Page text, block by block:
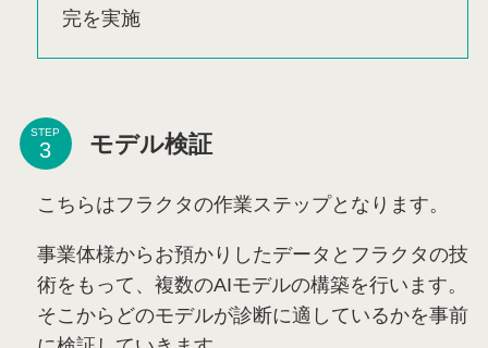
完を実施
STEP モデル検証
こちらはフラクタの作業ステップとなります。
事業体様からお預かりしたデータとフラクタの技
術をもって、複数のAIモデルの構築を行います。
そこからどのモデルが診断に適しているかを事前